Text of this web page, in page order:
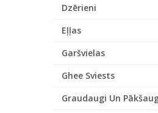
Dzērieni
Eļļas
Garšvielas
Ghee Sviests
Graudaugi Un